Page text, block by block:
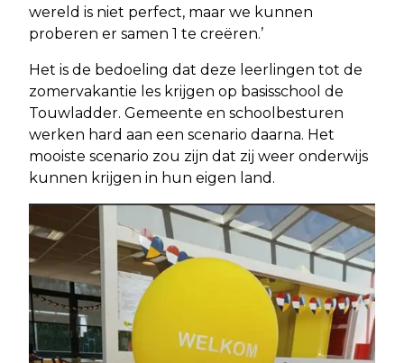
wereld is niet perfect, maar we kunnen
proberen er samen 1 te creëren.’
Het is de bedoeling dat deze leerlingen tot de
zomervakantie les krijgen op basisschool de
Touwladder. Gemeente en schoolbesturen
werken hard aan een scenario daarna. Het
mooiste scenario zou zijn dat zij weer onderwijs
kunnen krijgen in hun eigen land.